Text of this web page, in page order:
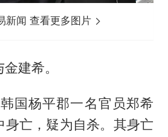
新闻 查看更多图片
建希。
国杨平郡一名官员郑希
身亡，疑为自杀。其身亡